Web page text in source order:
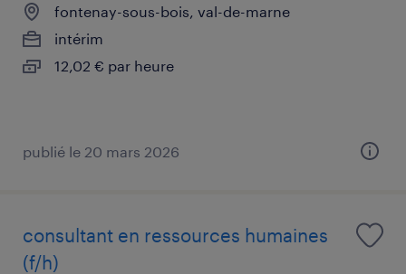
fontenay-sous-bois, val-de-marne
intérim
12,02 € par heure
publié le 20 mars 2026
consultant en ressources humaines
(f/h)